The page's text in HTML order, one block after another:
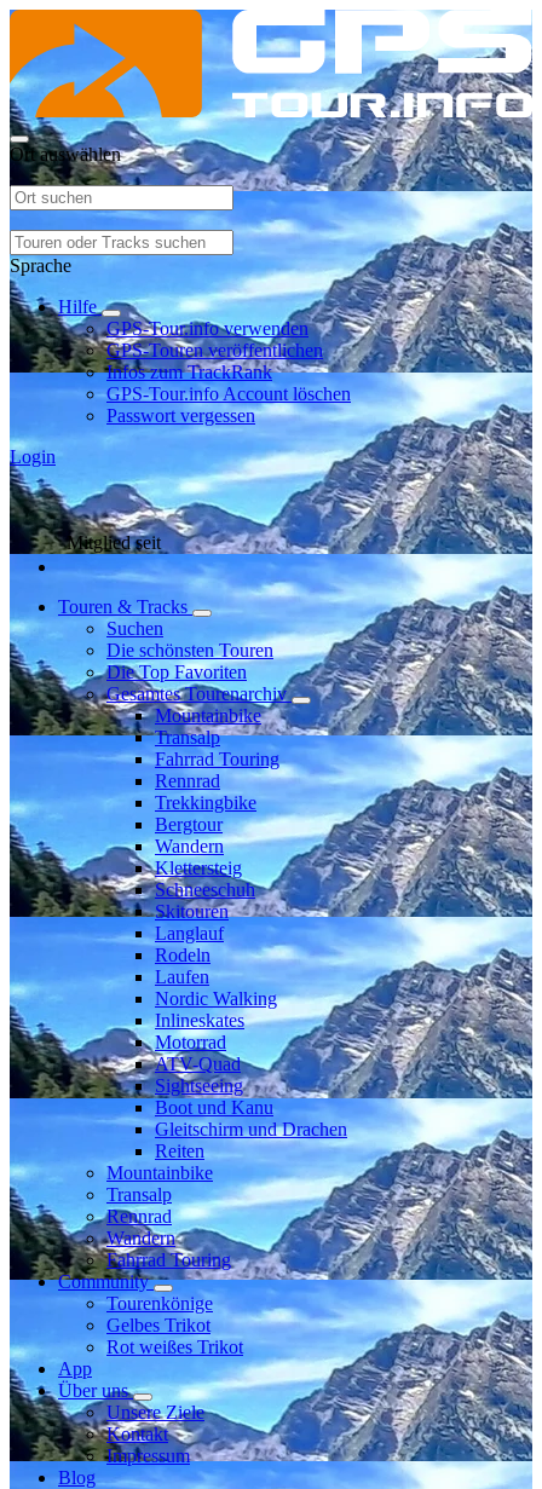
Ort auswählen
Sprache
Hilfe
GPS-Tour.info verwenden
GPS-Touren veröffentlichen
Infos zum TrackRank
GPS-Tour.info Account löschen
Passwort vergessen
Login
Mitglied seit
Touren & Tracks
Suchen
Die schönsten Touren
Die Top Favoriten
Gesamtes Tourenarchiv
Mountainbike
Transalp
Fahrrad Touring
Rennrad
Trekkingbike
Bergtour
Wandern
Klettersteig
Schneeschuh
Skitouren
Langlauf
Rodeln
Laufen
Nordic Walking
Inlineskates
Motorrad
ATV-Quad
Sightseeing
Boot und Kanu
Gleitschirm und Drachen
Reiten
Mountainbike
Transalp
Rennrad
Wandern
Fahrrad Touring
Community
Tourenkönige
Gelbes Trikot
Rot weißes Trikot
App
Über uns
Unsere Ziele
Kontakt
Impressum
Blog